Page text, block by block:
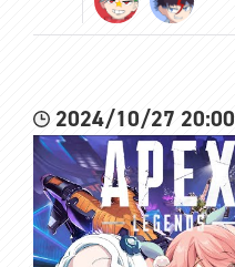
2024/10/27 20:00